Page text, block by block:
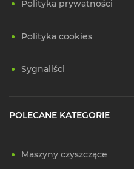
Polityka prywatności
Polityka cookies
Sygnaliści
POLECANE KATEGORIE
Maszyny czyszczące